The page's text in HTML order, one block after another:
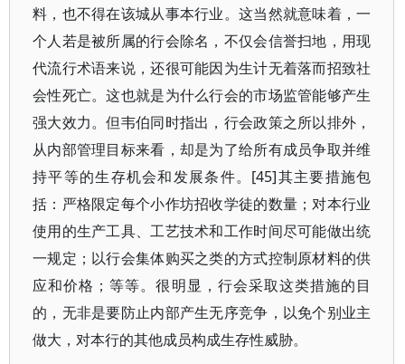
料，也不得在该城从事本行业。这当然就意味着，一
个人若是被所属的行会除名，不仅会信誉扫地，用现
代流行术语来说，还很可能因为生计无着落而招致社
会性死亡。这也就是为什么行会的市场监管能够产生
强大效力。但韦伯同时指出，行会政策之所以排外，
从内部管理目标来看，却是为了给所有成员争取并维
持平等的生存机会和发展条件。[45]其主要措施包
括：严格限定每个小作坊招收学徒的数量；对本行业
使用的生产工具、工艺技术和工作时间尽可能做出统
一规定；以行会集体购买之类的方式控制原材料的供
应和价格；等等。很明显，行会采取这类措施的目
的，无非是要防止内部产生无序竞争，以免个别业主
做大，对本行的其他成员构成生存性威胁。